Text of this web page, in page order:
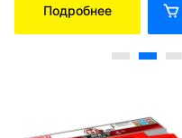
Подробнее